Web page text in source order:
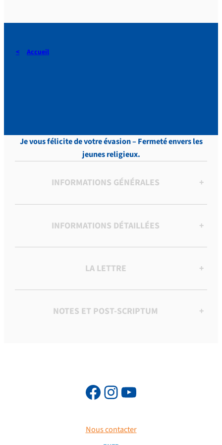
Accueil
Je vous félicite de votre évasion – Fermeté envers les
jeunes religieux.
INFORMATIONS GÉNÉRALES +
INFORMATIONS DÉTAILLÉES +
LA LETTRE +
NOTES ET POST-SCRIPTUM +
Nous contacter